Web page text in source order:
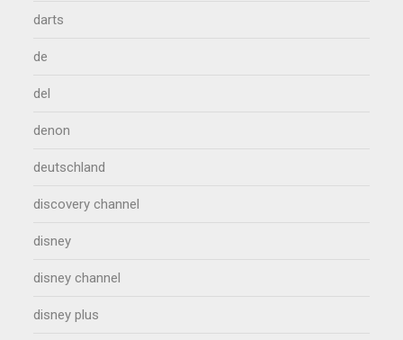
darts
de
del
denon
deutschland
discovery channel
disney
disney channel
disney plus